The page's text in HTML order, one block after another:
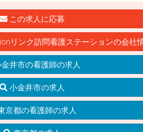
この求人に応募
リンク訪問看護ステーションの会社
井市の看護師の求人
小金井市の求人
京都の看護師の求人